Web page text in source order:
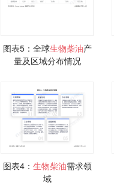
图表5：全球生物柴油产
量及区域分布情况
图表4： 生物柴油需求领
域